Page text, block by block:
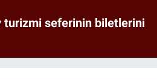
turizmi seferinin biletlerini